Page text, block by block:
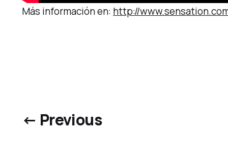
Más información en: http://
← Previous